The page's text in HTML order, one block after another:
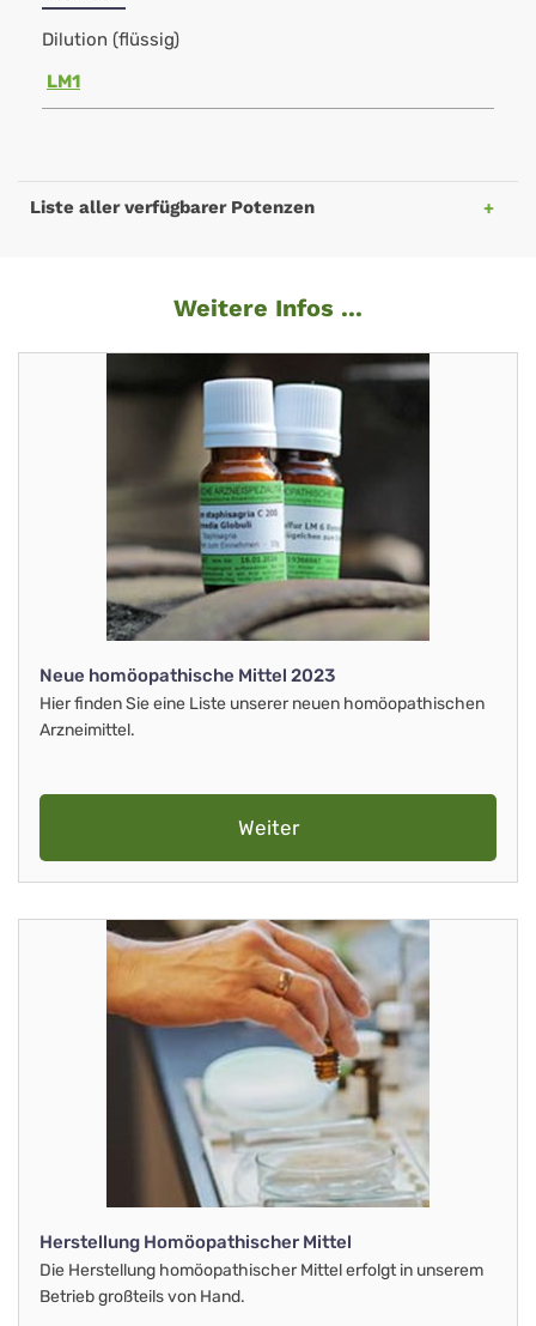
Dilution (flüssig)
LM1
Liste aller verfügbarer Potenzen
Weitere Infos ...
Neue homöopathische Mittel 2023
Hier finden Sie eine Liste unserer neuen homöopathischen
Arzneimittel.
Weiter
Herstellung Homöopathischer Mittel
Die Herstellung homöopathischer Mittel erfolgt in unserem
Betrieb großteils von Hand.